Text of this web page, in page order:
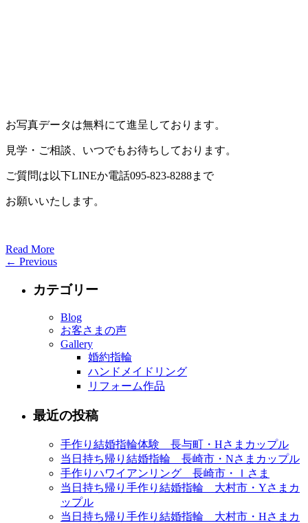
お写真データは無料にて進呈しております。
見学・ご相談、いつでもお待ちしております。
ご質問は以下LINEか電話095-823-8288まで
お願いいたします。
Read More
← Previous
カテゴリー
Blog
お客さまの声
Gallery
婚約指輪
ハンドメイドリング
リフォーム作品
最近の投稿
手作り結婚指輪体験 長与町・Hさまカップル
当日持ち帰り結婚指輪 長崎市・Nさまカップル
手作りハワイアンリング 長崎市・Ｉさま
当日持ち帰り手作り結婚指輪 大村市・Yさまカ
ップル
当日持ち帰り手作り結婚指輪 大村市・Hさまカ